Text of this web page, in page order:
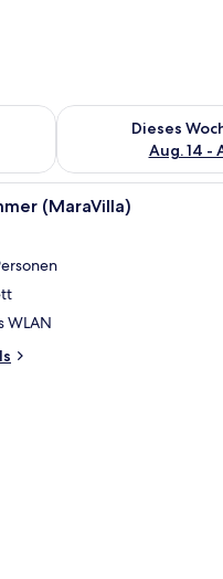
Aug. 9 - Aug. 10.
Dieses
Aug. 14 -
Überprüfe die
Comfort-
(MaraVilla)
WLAN